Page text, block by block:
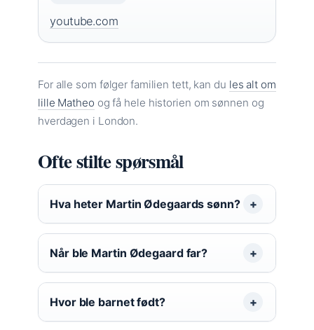
youtube.com
For alle som følger familien tett, kan du les alt om
lille Matheo og få hele historien om sønnen og
hverdagen i London.
Ofte stilte spørsmål
Hva heter Martin Ødegaards sønn?
Når ble Martin Ødegaard far?
Hvor ble barnet født?